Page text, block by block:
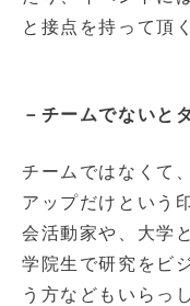
と接点を持って頂
－チームでないと
チームではなくて
アップだけという
会活動家や、大学
学院生で研究をビ
う方などもいらっ